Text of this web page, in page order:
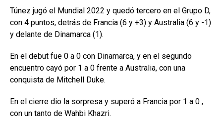
Túnez jugó el Mundial 2022 y quedó tercero en el Grupo D,
con 4 puntos, detrás de Francia (6 y +3) y Australia (6 y -1)
y delante de Dinamarca (1).
En el debut fue 0 a 0 con Dinamarca, y en el segundo
encuentro cayó por 1 a 0 frente a Australia, con una
conquista de Mitchell Duke.
En el cierre dio la sorpresa y superó a Francia por 1 a 0 ,
con un tanto de Wahbi Khazri.